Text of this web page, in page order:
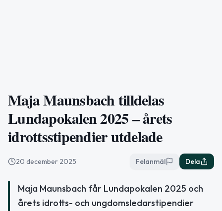
Maja Maunsbach tilldelas
Lundapokalen 2025 – årets
idrottsstipendier utdelade
20 december 2025 Felanmäl Dela
Maja Maunsbach får Lundapokalen 2025 och
årets idrotts- och ungdomsledarstipendier